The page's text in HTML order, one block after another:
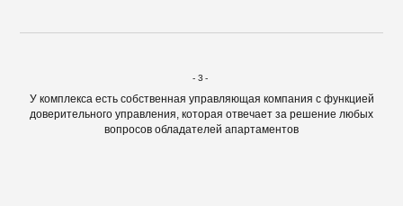
-3-
У комплекса есть собственная управляющая компания с функцией
доверительного управления, которая отвечает за решение любых
вопросов обладателей апартаментов